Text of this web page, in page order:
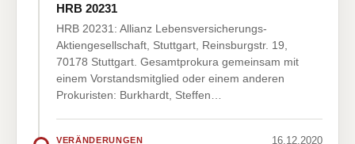
HRB 20231
HRB 20231: Allianz Lebensversicherungs-
Aktiengesellschaft, Stuttgart, Reinsburgstr. 19,
70178 Stuttgart. Gesamtprokura gemeinsam mit
einem Vorstandsmitglied oder einem anderen
Prokuristen: Burkhardt, Steffen…
VERÄNDERUNGEN 16.12.2020